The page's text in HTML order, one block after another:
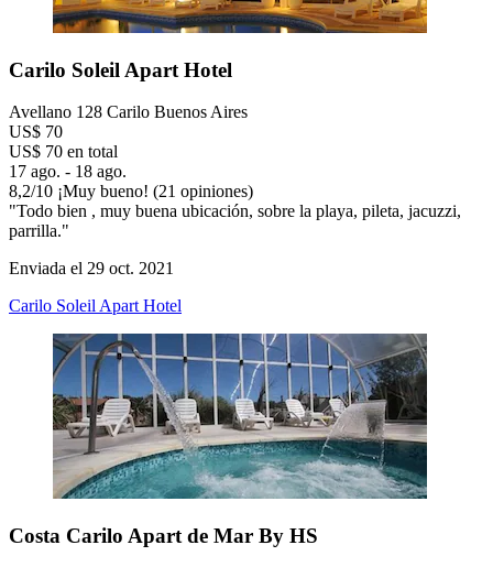
Carilo Soleil Apart Hotel
Avellano 128 Carilo Buenos Aires
US$ 70
US$ 70 en total
17 ago. - 18 ago.
8,2/10 ¡Muy bueno! (21 opiniones)
"Todo bien , muy buena ubicación, sobre la playa, pileta, jacuzzi,
parrilla."
Enviada el 29 oct. 2021
Carilo Soleil Apart Hotel
Costa Carilo Apart de Mar By HS